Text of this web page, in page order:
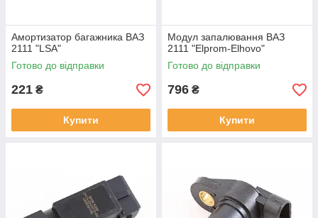
Амортизатор багажника ВАЗ
2111 "LSA"
Готово до відправки
221 ₴
Купити
Модул запалювання ВАЗ
2111 "Elprom-Elhovo"
Готово до відправки
796 ₴
Купити